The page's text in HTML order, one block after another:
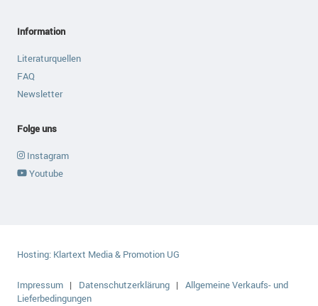
Information
Literaturquellen
FAQ
Newsletter
Folge uns
Instagram
Youtube
Hosting: Klartext Media & Promotion UG
Impressum Datenschutzerklärung
Allgemeine Verkaufs- und
Lieferbedingungen